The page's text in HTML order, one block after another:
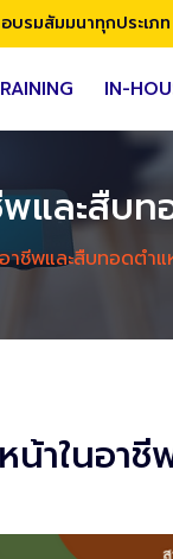
รมสัมมนาทุกประเภท
IN-
พและสื
าชีพและสืบทอดตำ
น้าในอ